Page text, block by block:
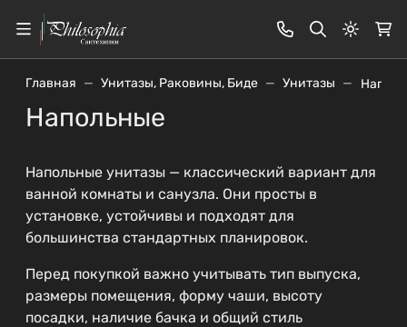
Главная Унитазы, Раковины, Биде Унитазы
Напольные
Напольные унитазы — классический вариант для
ванной комнаты и санузла. Они просты в
установке, устойчивы и подходят для
большинства стандартных планировок.
Перед покупкой важно учитывать тип выпуска,
размеры помещения, форму чаши, высоту
посадки, наличие бачка и общий стиль